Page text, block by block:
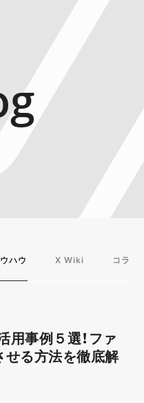
ハウ X Wiki コラム
事例５選！ファ
せる方法を徹底解